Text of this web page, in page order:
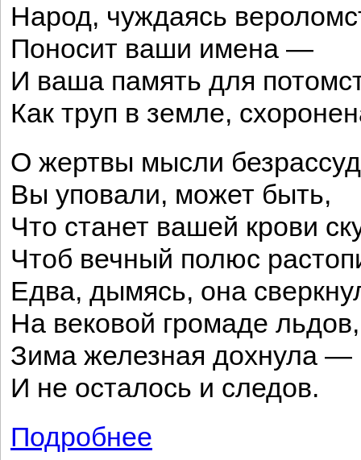
Народ, чуждаясь
Поносит ваши имена —
И ваша память для
Как труп в земле,
О жертвы мысли
Вы уповали, может быть,
Что станет вашей крови
Чтоб вечный полюс
Едва, дымясь, она
На вековой громаде льдов,
Зима железная дохнула —
И не осталось и следов.
Подробнее